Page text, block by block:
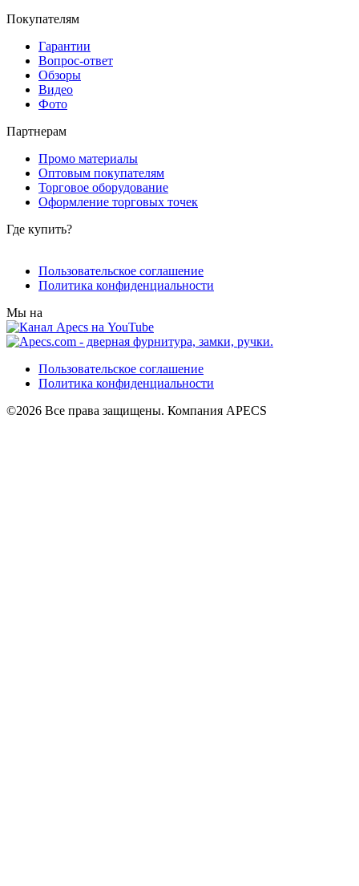
Покупателям
Гарантии
Вопрос-ответ
Обзоры
Видео
Фото
Партнерам
Промо материалы
Оптовым покупателям
Торговое оборудование
Оформление торговых точек
Где купить?
Пользовательское соглашение
Политика конфиденциальности
Мы на
Пользовательское соглашение
Политика конфиденциальности
©2026 Все права защищены. Компания APECS